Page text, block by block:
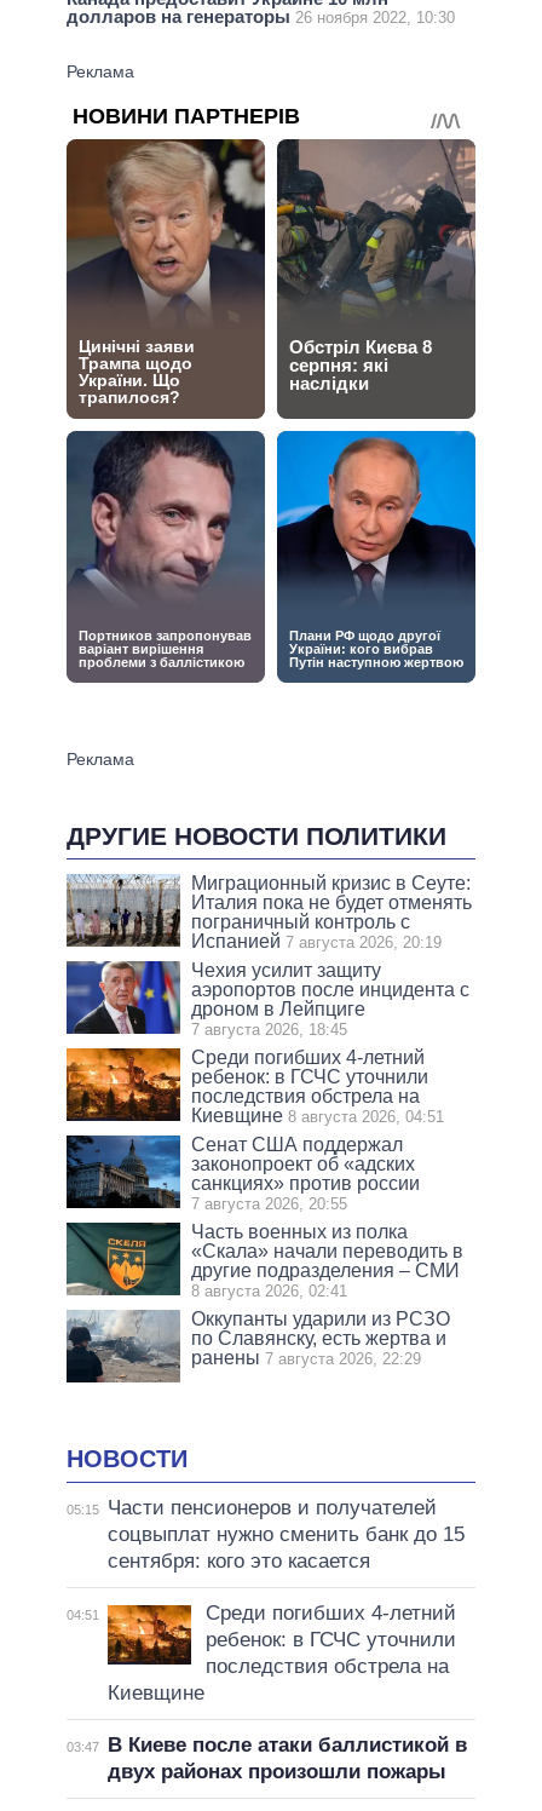
долларов на генераторы 26 ноября 2022, 10:30
ДРУГИЕ НОВОСТИ ПОЛИТИКИ
Миграционный кризис в Сеуте:
Италия пока не будет отменять
пограничный контроль с
Испанией 7 августа 2026, 20:19
Чехия усилит защиту
аэропортов после инцидента с
дроном в Лейпциге
7 августа 2026, 18:45
Среди погибших 4-летний
ребенок: в ГСЧС уточнили
последствия обстрела на
Киевщине 8 августа 2026, 04:51
Сенат США поддержал
законопроект об «адских
санкциях» против россии
7 августа 2026, 20:55
Часть военных из полка
«Скала» начали переводить в
другие подразделения – СМИ
8 августа 2026, 02:41
Оккупанты ударили из РСЗО
по Славянску, есть жертва и
ранены 7 августа 2026, 22:29
НОВОСТИ
05:15
Части пенсионеров и получателей
соцвыплат нужно сменить банк до 15
сентября: кого это касается
04:51
Среди погибших 4-летний
ребенок: в ГСЧС уточнили
последствия обстрела на
Киевщине
03:47
В Киеве после атаки баллистикой в
двух районах произошли пожары